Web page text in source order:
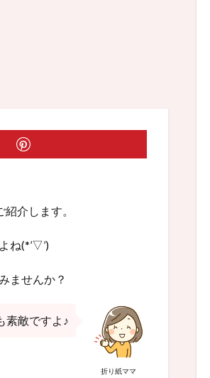
介します。
ね(*’▽’)
ませんか？
折り紙ママ
素敵ですよ♪